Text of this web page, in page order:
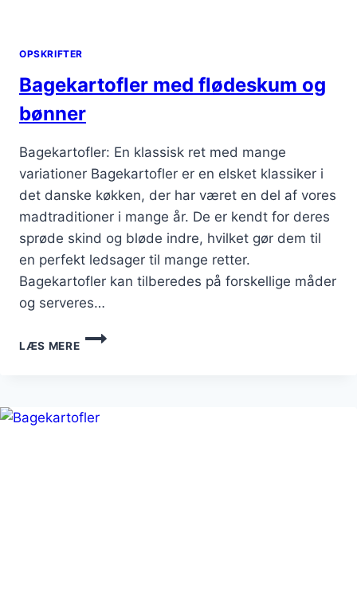
OPSKRIFTER
Bagekartofler med flødeskum og
bønner
Bagekartofler: En klassisk ret med mange
variationer Bagekartofler er en elsket klassiker i
det danske køkken, der har været en del af vores
madtraditioner i mange år. De er kendt for deres
sprøde skind og bløde indre, hvilket gør dem til
en perfekt ledsager til mange retter.
Bagekartofler kan tilberedes på forskellige måder
og serveres…
LÆS MERE
BAGEKARTOFLER
MED